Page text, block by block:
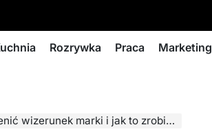
Rozrywka Praca Marketing
marki i jak to zrobić efektywnie?